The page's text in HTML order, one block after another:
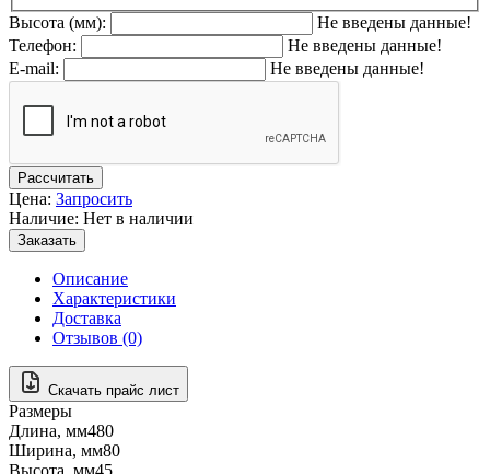
Высота (мм):
Не введены данные!
Телефон:
Не введены данные!
E-mail:
Не введены данные!
Рассчитать
Цена: Запросить
Наличие: Нет в наличии
Заказать
Описание
Характеристики
Доставка
Отзывов (0)
Скачать прайс лист
Размеры
Длина, мм480
Ширина, мм80